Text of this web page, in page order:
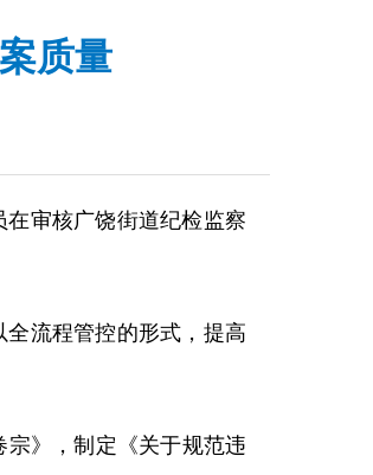
质量
审核广饶街道纪检监察
流程管控的形式，提高
》，制定《关于规范违